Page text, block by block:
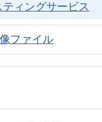
ティングサービス
ファイル